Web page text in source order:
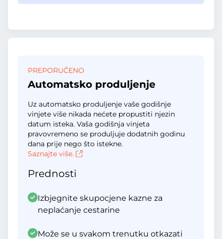
PREPORUČENO
Automatsko produljenje
Uz automatsko produljenje vaše godišnje
vinjete više nikada nećete propustiti njezin
datum isteka. Vaša godišnja vinjeta
pravovremeno se produljuje dodatnih godinu
dana prije nego što istekne.
Saznajte više.
Prednosti
Izbjegnite skupocjene kazne za
neplaćanje cestarine
Može se u svakom trenutku otkazati